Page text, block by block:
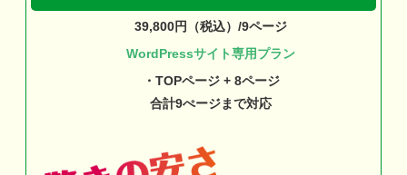
39,800円（税込）/9ページ
WordPressサイト専用プラン
・TOPページ + 8ページ
合計9ぺージまで対応